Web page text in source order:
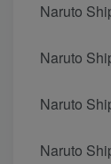
Naruto
Naruto
Naruto
Naruto